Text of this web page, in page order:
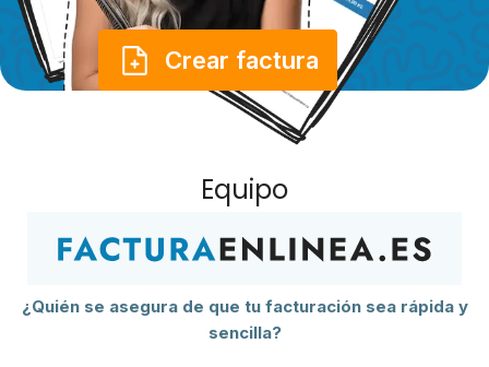
Crear factura
Equipo
¿Quién se asegura de que tu facturación sea rápida y
sencilla?